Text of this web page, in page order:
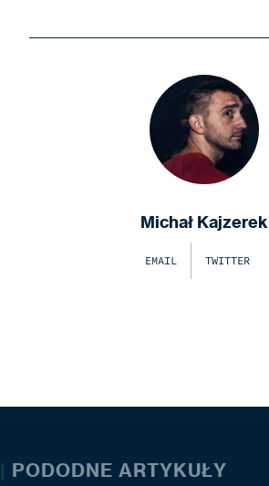
Michał Kajzerek
EMAIL TWITTER
| PODODNE ARTYKUŁY